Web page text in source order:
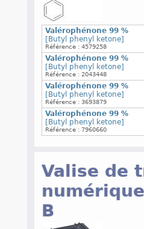
Valérophénone 99 %
[Butyl phenyl ketone]
Référence : 4579258
Valérophénone 99 %
[Butyl phenyl ketone]
Référence : 2043448
Valérophénone 99 %
[Butyl phenyl ketone]
Référence : 3693879
Valérophénone 99 %
[Butyl phenyl ketone]
Référence : 7960660
Valise de
B